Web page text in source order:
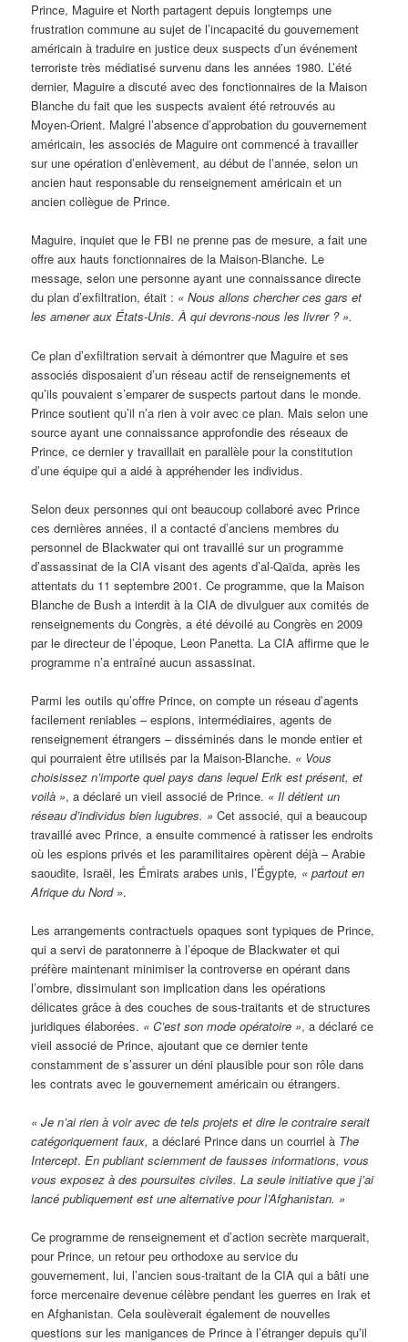
Prince, Maguire et North partagent depuis longtemps une
frustration commune au sujet de l’incapacité du gouvernement
américain à traduire en justice deux suspects d’un événement
terroriste très médiatisé survenu dans les années 1980. L’été
dernier, Maguire a discuté avec des fonctionnaires de la Maison
Blanche du fait que les suspects avaient été retrouvés au
Moyen-Orient. Malgré l’absence d’approbation du gouvernement
américain, les associés de Maguire ont commencé à travailler
sur une opération d’enlèvement, au début de l’année, selon un
ancien haut responsable du renseignement américain et un
ancien collègue de Prince.
Maguire, inquiet que le FBI ne prenne pas de mesure, a fait une
offre aux hauts fonctionnaires de la Maison-Blanche. Le
message, selon une personne ayant une connaissance directe
du plan d’exfiltration, était : « Nous allons chercher ces gars et
les amener aux États-Unis. À qui devrons-nous les livrer ? ».
Ce plan d’exfiltration servait à démontrer que Maguire et ses
associés disposaient d’un réseau actif de renseignements et
qu’ils pouvaient s’emparer de suspects partout dans le monde.
Prince soutient qu’il n’a rien à voir avec ce plan. Mais selon une
source ayant une connaissance approfondie des réseaux de
Prince, ce dernier y travaillait en parallèle pour la constitution
d’une équipe qui a aidé à appréhender les individus.
Selon deux personnes qui ont beaucoup collaboré avec Prince
ces dernières années, il a contacté d’anciens membres du
personnel de Blackwater qui ont travaillé sur un programme
d’assassinat de la CIA visant des agents d’al-Qaïda, après les
attentats du 11 septembre 2001. Ce programme, que la Maison
Blanche de Bush a interdit à la CIA de divulguer aux comités de
renseignements du Congrès, a été dévoilé au Congrès en 2009
par le directeur de l’époque, Leon Panetta. La CIA affirme que le
programme n’a entraîné aucun assassinat.
Parmi les outils qu’offre Prince, on compte un réseau d’agents
facilement reniables – espions, intermédiaires, agents de
renseignement étrangers – disséminés dans le monde entier et
qui pourraient être utilisés par la Maison-Blanche. « Vous
choisissez n’importe quel pays dans lequel Erik est présent, et
voilà », a déclaré un vieil associé de Prince. « Il détient un
réseau d’individus bien lugubres. » Cet associé, qui a beaucoup
travaillé avec Prince, a ensuite commencé à ratisser les endroits
où les espions privés et les paramilitaires opèrent déjà – Arabie
saoudite, Israël, les Émirats arabes unis, l’Égypte, « partout en
Afrique du Nord ».
Les arrangements contractuels opaques sont typiques de Prince,
qui a servi de paratonnerre à l’époque de Blackwater et qui
préfère maintenant minimiser la controverse en opérant dans
l’ombre, dissimulant son implication dans les opérations
délicates grâce à des couches de sous-traitants et de structures
juridiques élaborées. « C’est son mode opératoire », a déclaré ce
vieil associé de Prince, ajoutant que ce dernier tente
constamment de s’assurer un déni plausible pour son rôle dans
les contrats avec le gouvernement américain ou étrangers.
« Je n’ai rien à voir avec de tels projets et dire le contraire serait
catégoriquement faux, a déclaré Prince dans un courriel à The
Intercept.En publiant sciemment de fausses informations, vous
vous exposez à des poursuites civiles. La seule initiative que j’ai
lancé publiquement est une alternative pour l’Afghanistan. »
Ce programme de renseignement et d’action secrète marquerait,
pour Prince, un retour peu orthodoxe au service du
gouvernement, lui, l’ancien sous-traitant de la CIA qui a bâti une
force mercenaire devenue célèbre pendant les guerres en Irak et
en Afghanistan. Cela soulèverait également de nouvelles
questions sur les manigances de Prince à l’étranger depuis qu’il